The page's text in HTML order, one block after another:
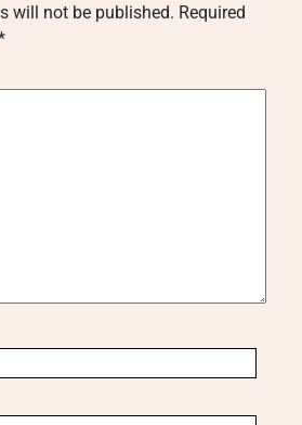
will not be published. Required